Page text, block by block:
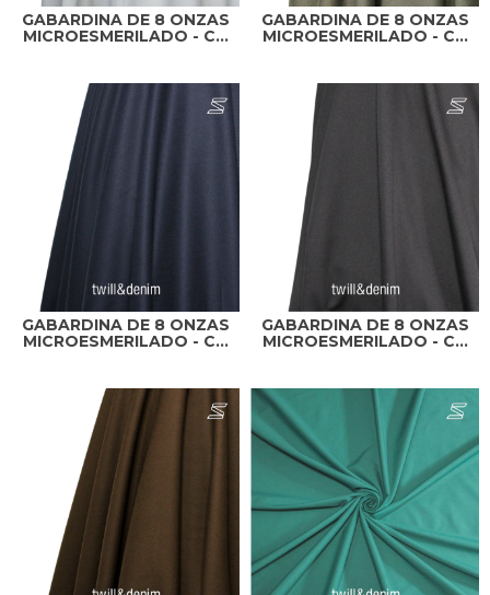
GABARDINA DE 8 ONZAS
MICROESMERILADO - C...
GABARDINA DE 8 ONZAS
MICROESMERILADO - C...
GABARDINA DE 8 ONZAS
MICROESMERILADO - C...
GABARDINA DE 8 ONZAS
MICROESMERILADO - C...